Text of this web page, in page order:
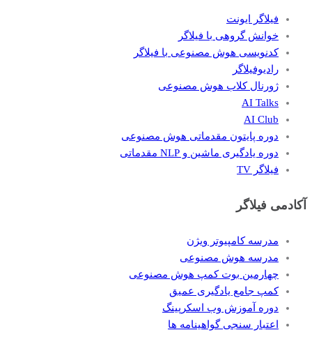
فیلاگر ایونت
خوانش گروهی با فیلاگر
کدنویسی هوش مصنوعی با فیلاگر
رادیوفیلاگر
ژورنال کلاب هوش مصنوعی
AI Talks
AI Club
دوره پایتون مقدماتی هوش مصنوعی
دوره یادگیری ماشین و NLP مقدماتی
فیلاگر TV
آکادمی فیلاگر
مدرسه کامپیوتر ویژن
مدرسه هوش مصنوعی
چهارمین بوت کمپ هوش مصنوعی
کمپ جامع یادگیری عمیق
دوره آموزش وب اسکرپینگ
اعتبار سنجی گواهینامه ها